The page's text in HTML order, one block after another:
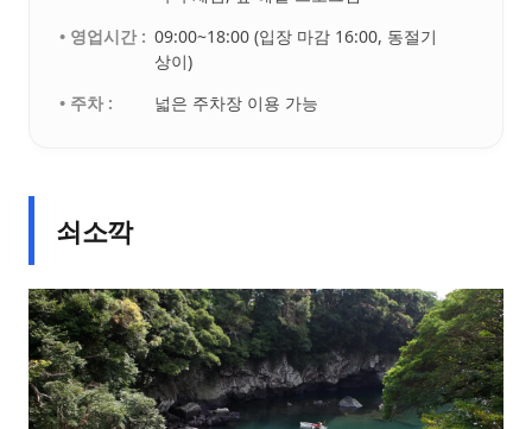
• 영업시간 : 09:00~18:00 (입장 마감 16:00, 동절기
상이)
• 주차 :
넓은 주차장 이용 가능
쇠소깍